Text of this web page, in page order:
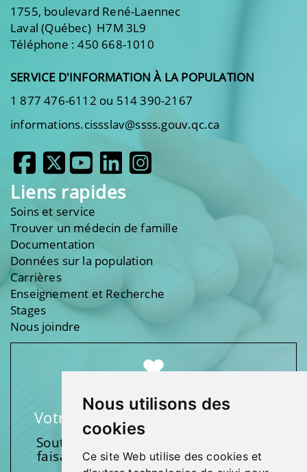
Nous utilisons des
cookies
Ce site Web utilise des cookies et
1755, boulevard René-Laennec
Laval (Québec) H7M 3L9
Téléphone : 450 668-1010
SERVICE D'INFORMATION À LA POPULATION
1 877 476-6112 ou 514 390-2167
informations.cissslav@ssss.gouv.qc.ca
Liens rapides
Soins et service
Trouver un médecin de famille
Documentation
Données sur la population
Carrières
Enseignement et Recherche
Stages
Nous joindre
Votre soutien fait une différence
Soutenez l’une de nos fondations en
faisant un don et en participant aux